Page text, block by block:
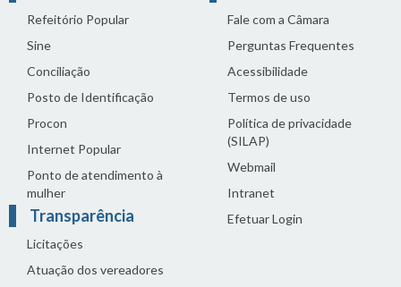
Refeitório Popular
Sine
Conciliação
Posto de Identificação
Procon
Internet Popular
Ponto de atendimento à
mulher
Transparência
Licitações
Atuação dos vereadores
Fale com a Câmara
Perguntas Frequentes
Acessibilidade
Termos de uso
Política de privacidade
(SILAP)
Webmail
Intranet
Efetuar Login